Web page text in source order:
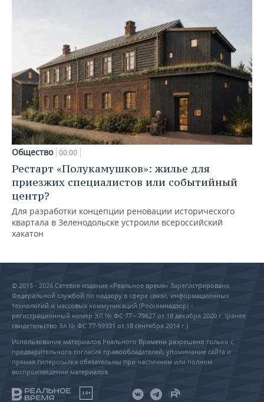
Общество 00:00
Рестарт «Полукамушков»: жилье для
приезжих специалистов или событийный
центр?
Для разработки концепции реновации исторического
квартала в Зеленодольске устроили всероссийский
хакатон
© 2015 - 2026 Сетевое издание «Реальное время» Зарегистрировано
Федеральной службой по надзору в сфере связи, информационных
технологий и массовых коммуникаций (Роскомнадзор) –
регистрационный номер ЭЛ № ФС 77 - 79627 от 18 декабря 2020 г. (ранее
свидетельство Эл № ФС 77-59331 от 18 сентября 2014 г.)
Использование материалов Реального Времени разрешено только с
предварительного согласия правообладателей, упоминание сайта и
прямая гиперссылка обязательны при частичном или полном
воспроизведении материалов.
18+